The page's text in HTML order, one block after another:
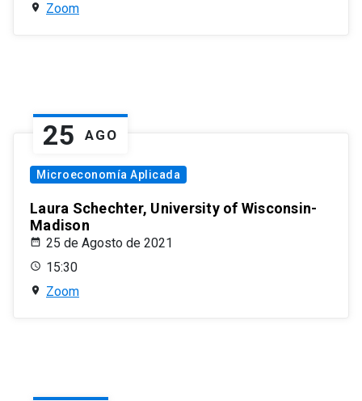
Zoom
25 AGO
Microeconomía Aplicada
Laura Schechter, University of Wisconsin-
Madison
25 de Agosto de 2021
15:30
Zoom